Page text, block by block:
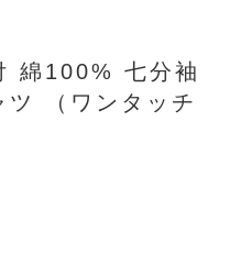
綿100% 七分袖
（ワンタッチ